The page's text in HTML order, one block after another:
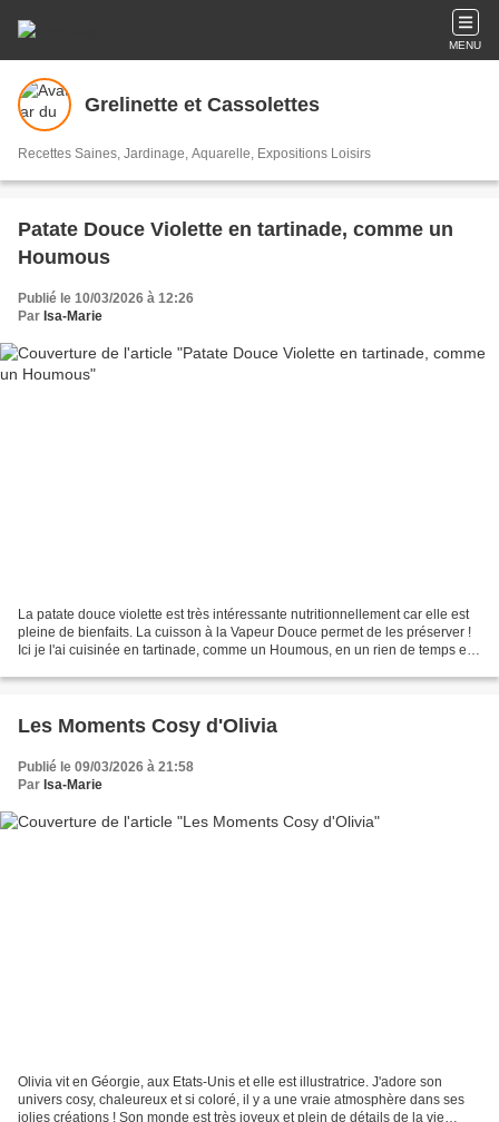
MENU
Grelinette et Cassolettes
Recettes Saines, Jardinage, Aquarelle, Expositions Loisirs
Patate Douce Violette en tartinade, comme un
Houmous
Publié le 10/03/2026 à 12:26
Par Isa-Marie
La patate douce violette est très intéressante nutritionnellement car elle est
pleine de bienfaits. La cuisson à la Vapeur Douce permet de les préserver !
Ici je l'ai cuisinée en tartinade, comme un Houmous, en un rien de temps et
Les Moments Cosy d'Olivia
Publié le 09/03/2026 à 21:58
Par Isa-Marie
Olivia vit en Géorgie, aux Etats-Unis et elle est illustratrice. J'adore son
univers cosy, chaleureux et si coloré, il y a une vraie atmosphère dans ses
jolies créations ! Son monde est très joyeux et plein de détails de la vie